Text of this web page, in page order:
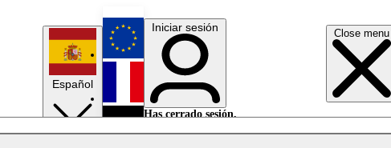
Close menu
Español
English
Français
Iniciar sesión
Has cerrado sesión.